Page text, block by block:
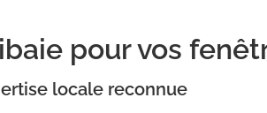
pour vos
locale reconnue